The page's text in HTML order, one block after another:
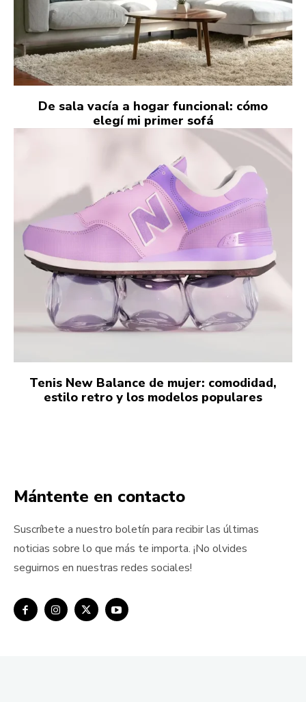
De sala vacía a hogar funcional: cómo
elegí mi primer sofá
Tenis New Balance de mujer: comodidad,
estilo retro y los modelos populares
Mántente en contacto
Suscríbete a nuestro boletín para recibir las últimas
noticias sobre lo que más te importa. ¡No olvides
seguirnos en nuestras redes sociales!